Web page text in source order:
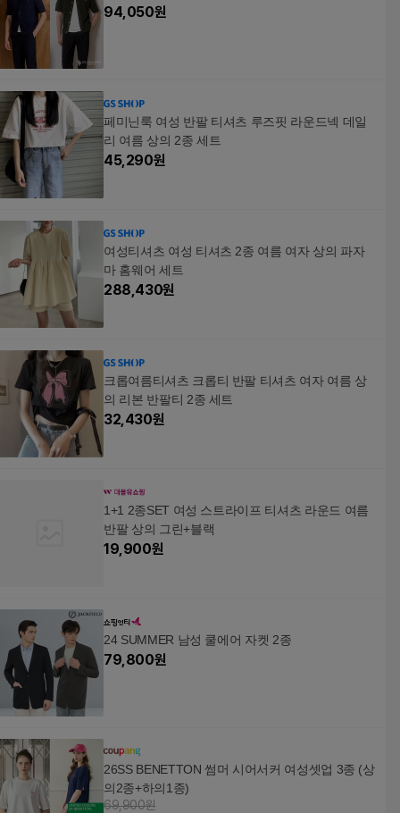
94,050원
페미닌룩 여성 반팔 티셔츠 루즈핏 라운드넥 데일
리 여름 상의 2종 세트
45,290원
여성티셔츠 여성 티셔츠 2종 여름 여자 상의 파자
마 홈웨어 세트
288,430원
크롭여름티셔츠 크롭티 반팔 티셔츠 여자 여름 상
의 리본 반팔티 2종 세트
32,430원
1+1 2종SET 여성 스트라이프 티셔츠 라운드 여름
반팔 상의 그린+블랙
19,900원
24 SUMMER 남성 쿨에어 자켓 2종
79,800원
26SS BENETTON 썸머 시어서커 여성셋업 3종 (상
의2종+하의1종)
69,900원